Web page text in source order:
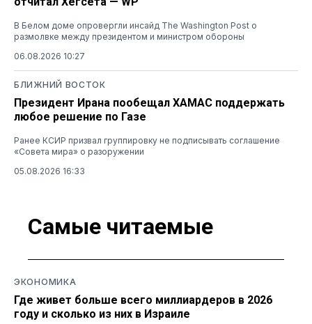
В Белом доме опровергли инсайд The Washington Post о
размолвке между президентом и министром обороны
06.08.2026 10:27
БЛИЖНИЙ ВОСТОК
Президент Ирана пообещал ХАМАС поддержать
любое решение по Газе
Ранее КСИР призвал группировку не подписывать соглашение
«Совета мира» о разоружении
05.08.2026 16:33
Самые читаемые
ЭКОНОМИКА
Где живет больше всего миллиардеров в 2026
году и сколько из них в Израиле